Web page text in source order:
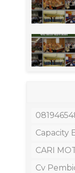
Capacity
CARI
Cv